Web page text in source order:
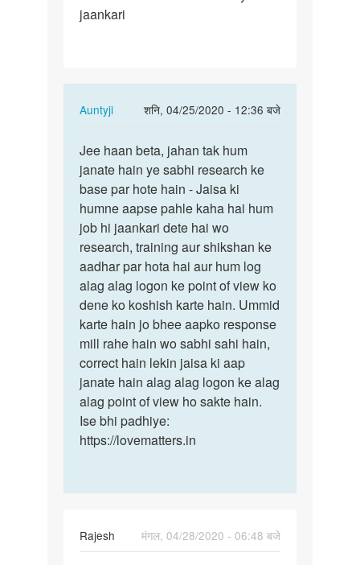
aap
jaankari
Auntyji
शनि, 04/25/2020 - 12:36 बजे
In
to
Aunti
ji
aap
Jo
jaankari…
by
Mandeep
Jee
haan
beta,
jahan
tak
hum…
Jee haan beta, jahan tak hum
janate hain ye sabhi research ke
base par hote hain - Jaisa ki
humne aapse pahle kaha hai hum
job hi jaankari dete hai wo
research, training aur shikshan ke
aadhar par hota hai aur hum log
alag alag logon ke point of view ko
dene ko koshish karte hain. Ummid
karte hain jo bhee aapko response
mill rahe hain wo sabhi sahi hain,
correct hain lekin jaisa ki aap
janate hain alag alag logon ke alag
alag point of view ho sakte hain.
Ise bhi padhiye:
https://lovematters.in
Rajesh
मंगल, 04/28/2020 - 06:48 बजे